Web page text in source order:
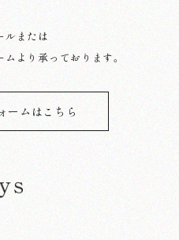
ルまたは
より承っております。
ームはこちら